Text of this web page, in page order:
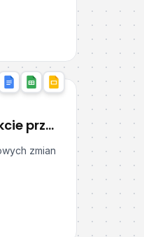
Jak uniknąć przypadkowych zmian w trakcie przeglądania dokumentów?
zmian